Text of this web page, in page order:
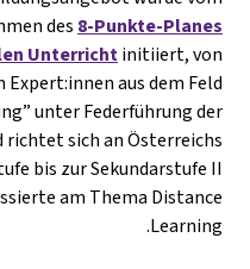
des 8-Punkte-Planes
Unterrichtinitiiert, von
aus dem Feld
unter Federführung der
sich an Österreichs
bis zur Sekundarstufe II
am Thema Distance
Learning.